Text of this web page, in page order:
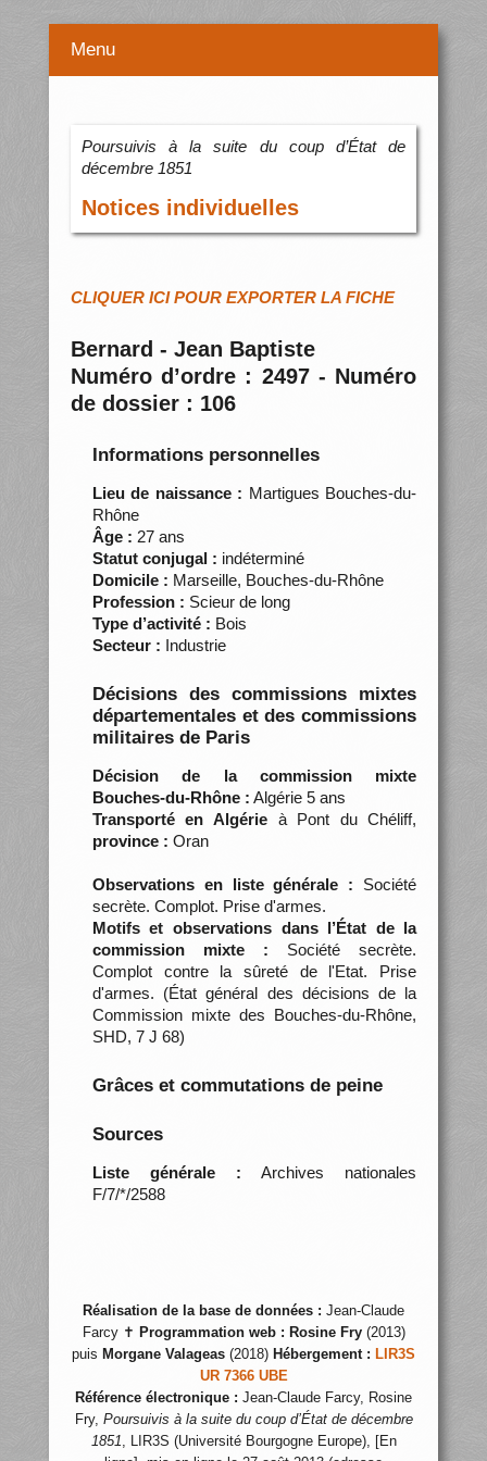
Menu
Poursuivis à la suite du coup d’État de
décembre 1851
Notices individuelles
CLIQUER ICI POUR EXPORTER LA FICHE
Bernard - Jean Baptiste
Numéro d’ordre : 2497 - Numéro
de dossier : 106
Informations personnelles
Lieu de naissance : Martigues Bouches-du-
Rhône
Âge : 27 ans
Statut conjugal : indéterminé
Domicile : Marseille, Bouches-du-Rhône
Profession : Scieur de long
Type d’activité : Bois
Secteur : Industrie
Décisions des commissions mixtes
départementales et des commissions
militaires de Paris
Décision de la commission mixte
Bouches-du-Rhône : Algérie 5 ans
Transporté en Algérieà Pont du Chéliff,
province : Oran
Observations en liste générale : Société
secrète. Complot. Prise d'armes.
Motifs et observations dans l’État de la
commission mixte : Société secrète.
Complot contre la sûreté de l'Etat. Prise
d'armes. (État général des décisions de la
Commission mixte des Bouches-du-Rhône,
SHD, 7 J 68)
Grâces et commutations de peine
Sources
Liste générale : Archives nationales
F/7/*/2588
Réalisation de la base de données : Jean-Claude
Farcy ✝ Programmation web : Rosine Fry(2013)
puis Morgane Valageas (2018) Hébergement : LIR3S
UR 7366 UBE
Référence électronique : Jean-Claude Farcy, Rosine
Fry, Poursuivis à la suite du coup d’État de décembre
1851, LIR3S (Université Bourgogne Europe), [En